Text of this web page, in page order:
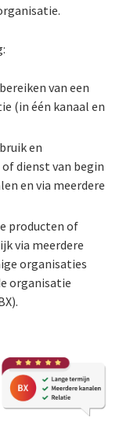
van een
(in één kanaal en
en
dienst van begin
en via meerdere
producten of
via meerdere
organisaties
organisatie